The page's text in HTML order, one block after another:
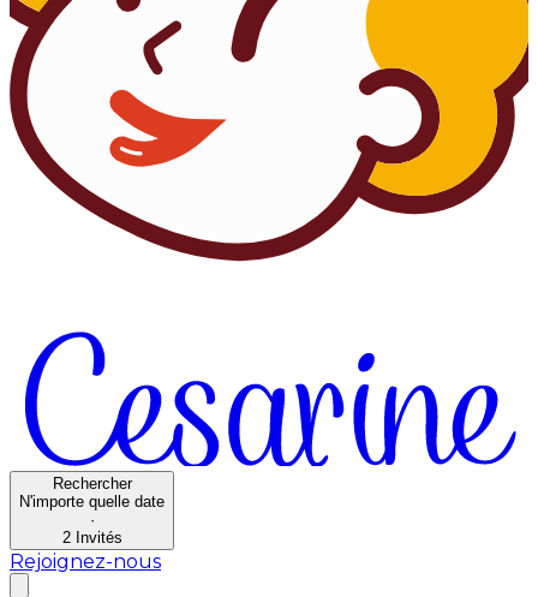
Rechercher
N'importe quelle date
·
2 Invités
Rejoignez-nous